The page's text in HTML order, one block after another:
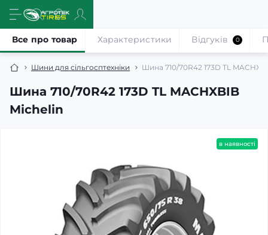
Шини для сільгосптехніки Шина 710/70R42 173D TL
Шина 710/70R42 173D TL MACHXBIB
Michelin
Все про товар Характеристики Відгуків 0
в наявності